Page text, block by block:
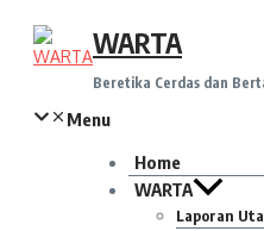
WARTA
Beretika Cerdas dan
Menu
Home
WARTA
Laporan